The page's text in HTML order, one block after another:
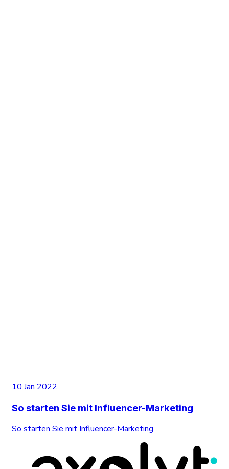
10 Jan 2022
So starten Sie mit Influencer-Marketing
So starten Sie mit Influencer-Marketing